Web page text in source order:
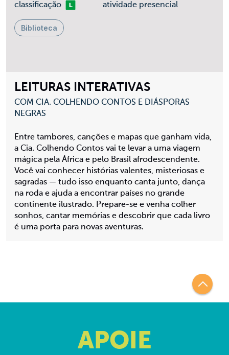
LEITURAS INTERATIVAS
COM CIA. COLHENDO CONTOS E DIÁSPORAS
NEGRAS
Entre tambores, canções e mapas que ganham vida,
a Cia. Colhendo Contos vai te levar a uma viagem
mágica pela África e pelo Brasil afrodescendente.
Você vai conhecer histórias valentes, misteriosas e
sagradas — tudo isso enquanto canta junto, dança
na roda e ajuda a encontrar países no grande
continente ilustrado. Prepare-se e venha colher
sonhos, cantar memórias e descobrir que cada livro
é uma porta para novas aventuras.
classificaçãoLivre atividade presencial
Biblioteca
APOIE